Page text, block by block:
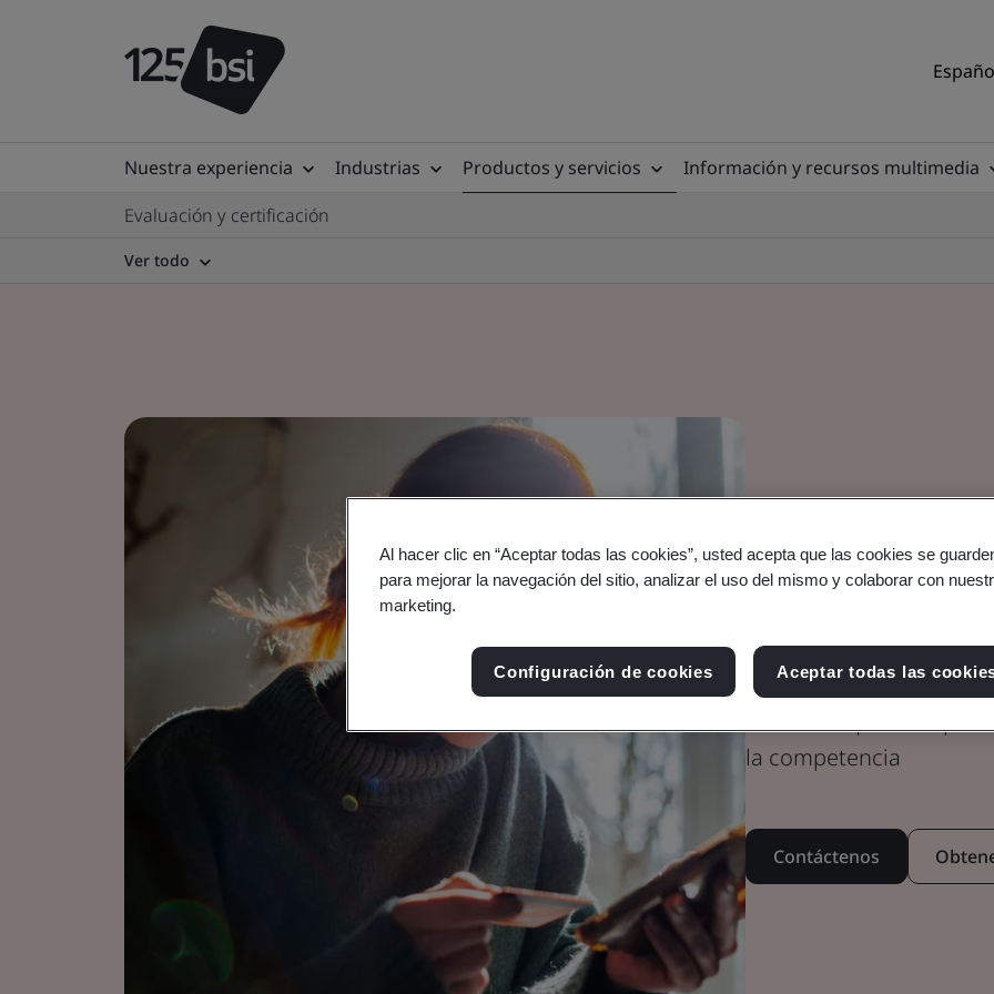
Nuestra experiencia Industrias Productos y servicios Información y recursos multimedia
Evaluación y certificación
Ver todo
Inspirar
aplicaciones
Haciendo que sus
la competencia
Contáctenos
Al hacer clic en “Aceptar todas las cookies”, usted acepta que las cookies se
para mejorar la navegación del sitio, analizar el uso del mismo y colaborar con
marketing.
Configuración de cookies Aceptar todas las